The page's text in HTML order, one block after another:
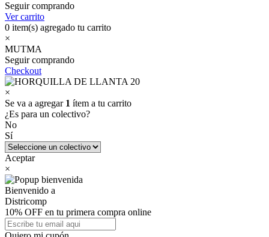
Seguir comprando
Ver carrito
0 item(s) agregado tu carrito
×
MUTMA
Seguir comprando
Checkout
×
Se va a agregar 1 ítem a tu carrito
¿Es para un colectivo?
No
Sí
Aceptar
×
Bienvenido a
Districomp
10% OFF en tu primera compra online